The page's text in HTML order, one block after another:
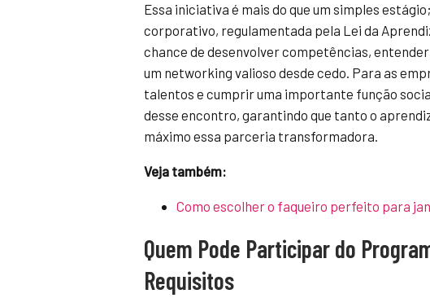
Essa iniciativa é mais do que um simples
corporativo, regulamentada pela Lei da
chance de desenvolver competências,
um networking valioso desde cedo. Para as
talentos e cumprir uma importante função
desse encontro, garantindo que tanto o
máximo essa parceria transformadora.
Veja também:
Como escolher o faqueiro perfeito para
Quem Pode Participar do
Requisitos